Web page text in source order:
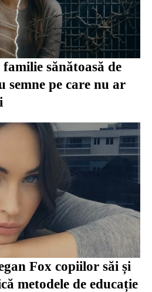
sănătoasă de
semne pe care nu ar
Fox copiilor săi și
metodele de educație